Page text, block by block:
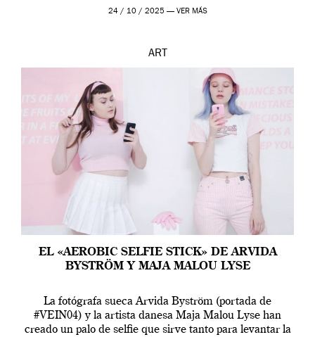
24 / 10 / 2025 — VER MÁS
ART
EL «AEROBIC SELFIE STICK» DE ARVIDA
BYSTRÖM Y MAJA MALOU LYSE
La fotógrafa sueca Arvida Byström (portada de
#VEIN04) y la artista danesa Maja Malou Lyse han
creado un palo de selfie que sirve tanto para levantar la